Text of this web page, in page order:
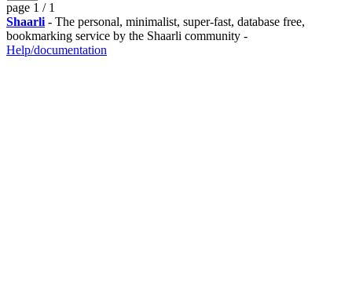
page 1 / 1
Shaarli - The personal, minimalist, super-fast, database free,
bookmarking service by the Shaarli community -
Help/documentation